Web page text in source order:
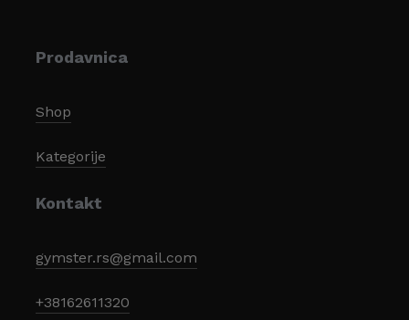
Prodavnica
Shop
Kategorije
Kontakt
gymster.rs@gmail.com
+38162611320